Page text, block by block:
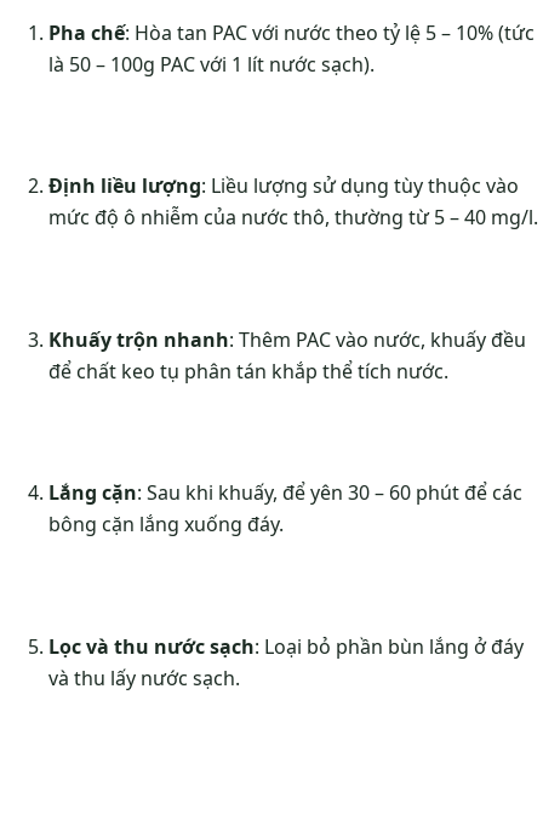
Pha chế: Hòa tan PAC với nước theo tỷ lệ 5 – 10% (tức
là 50 – 100g PAC với 1 lít nước sạch).
Định liều lượng: Liều lượng sử dụng tùy thuộc vào
mức độ ô nhiễm của nước thô, thường từ 5 – 40 mg/l.
Khuấy trộn nhanh: Thêm PAC vào nước, khuấy đều
để chất keo tụ phân tán khắp thể tích nước.
Lắng cặn: Sau khi khuấy, để yên 30 – 60 phút để các
bông cặn lắng xuống đáy.
Lọc và thu nước sạch: Loại bỏ phần bùn lắng ở đáy
và thu lấy nước sạch.